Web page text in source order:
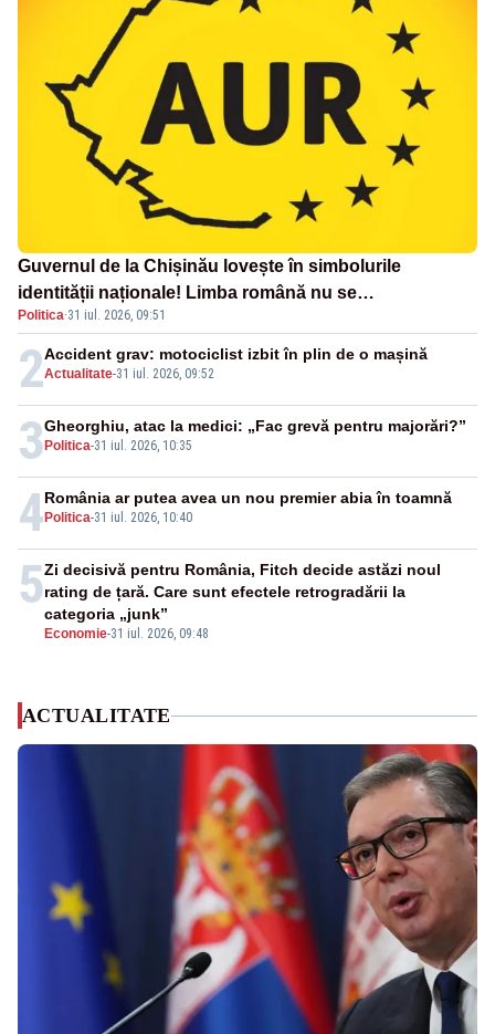
Guvernul de la Chișinău lovește în simbolurile
identității naționale! Limba română nu se
economisește! Limba română se sărbătorește!
Politica·31 iul. 2026, 09:51
2Actualitate-31 iul. 2026, 09:52
Accident grav: motociclist izbit în plin de o mașină
3 Politica-31 iul. 2026, 10:35
Gheorghiu, atac la medici: „Fac grevă pentru majorări?”
4 Politica-31 iul. 2026, 10:40
România ar putea avea un nou premier abia în toamnă
5
Economie-31 iul. 2026, 09:48
Zi decisivă pentru România, Fitch decide astăzi noul
rating de țară. Care sunt efectele retrogradării la
categoria „junk”
ACTUALITATE